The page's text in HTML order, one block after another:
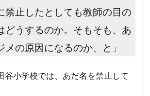
禁止したとしても教師の目の
どうするのか。そもそも、あ
メの原因になるのか、と」
谷小学校では、あだ名を禁止して